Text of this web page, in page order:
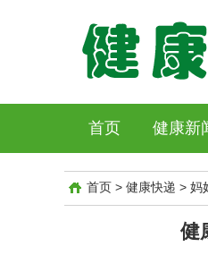
首页 健康新
首页 > 健康快递 > 妈
健